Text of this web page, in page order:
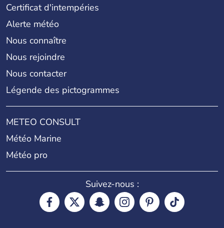
Certificat d'intempéries
Alerte météo
Nous connaître
Nous rejoindre
Nous contacter
Légende des pictogrammes
METEO CONSULT
Météo Marine
Météo pro
Suivez-nous :